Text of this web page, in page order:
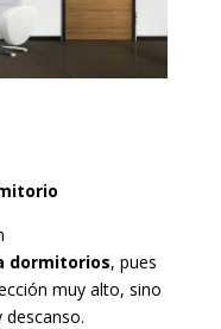
dormitorios, pues
muy alto, sino